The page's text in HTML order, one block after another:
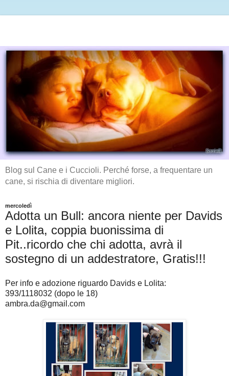
Blog sul Cane e i Cuccioli. Perché forse, a frequentare un
cane, si rischia di diventare migliori.
mercoledì
Adotta un Bull: ancora niente per Davids
e Lolita, coppia buonissima di
Pit..ricordo che chi adotta, avrà il
sostegno di un addestratore, Gratis!!!
Per info e adozione riguardo Davids e Lolita:
393/1118032 (dopo le 18)
ambra.da@gmail.com